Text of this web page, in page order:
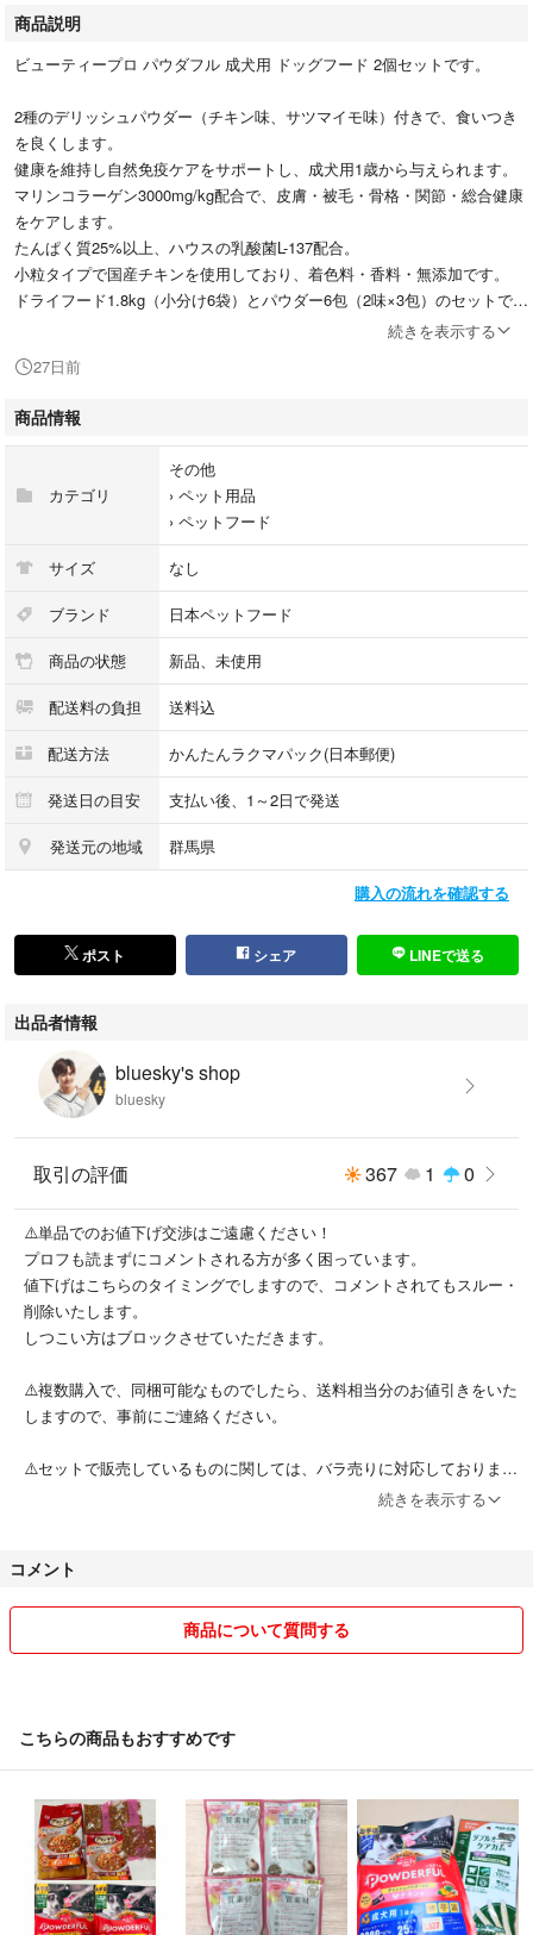
商品説明
ビューティープロ パウダフル 成犬用 ドッグフード 2個セットです。
2種のデリッシュパウダー（チキン味、サツマイモ味）付きで、食いつき
を良くします。
健康を維持し自然免疫ケアをサポートし、成犬用1歳から与えられます。
マリンコラーゲン3000mg/kg配合で、皮膚・被毛・骨格・関節・総合健康
をケアします。
たんぱく質25%以上、ハウスの乳酸菌L-137配合。
小粒タイプで国産チキンを使用しており、着色料・香料・無添加です。
ドライフード1.8kg（小分け6袋）とパウダー6包（2味×3包）のセットで
画像は1個ですが、2個(2袋)セットでの出品です。
【ブランド】ビューティープロ
【内容量】ドライフード1.8kg（小分け6袋）、パウダー6包（チキン味3
包、サツマイモ味3包）× 2袋
【対象年齢】成犬用1歳から
【フレーバー】チキン味、サツマイモ味
【その他】獣医師監修、天然素材入り、無添加
【賞味期限】 2027年4月
よろしくお願いいたします。
#POWDERFUL
ビューティープロ パウダフル 低脂肪 チキン味サツマイモ味パウダー付
ブランド：ー
続きを表示する
27日前
商品情報
カテゴリ
その他
› ペット用品
› ペットフード
サイズ なし
ブランド 日本ペットフード
商品の状態 新品、未使用
配送料の負担 送料込
配送方法 かんたんラクマパック(日本郵便)
発送日の目安 支払い後、1～2日で発送
発送元の地域 群馬県
購入の流れを確認する
ポスト シェア LINEで送る
出品者情報
bluesky's shop
bluesky
取引の評価 367 1 0
⚠️単品でのお値下げ交渉はご遠慮ください！
プロフも読まずにコメントされる方が多く困っています。
値下げはこちらのタイミングでしますので、コメントされてもスルー・
削除いたします。
しつこい方はブロックさせていただきます。
⚠️複数購入で、同梱可能なものでしたら、送料相当分のお値引きをいた
しますので、事前にご連絡ください。
⚠️セットで販売しているものに関しては、バラ売りに対応しておりませ
ともあります。
⚠️購入申請後のキャンセルも非常に迷惑ですので、ブロックさせていた
⚠️スムーズなお取引のために、コンビニ/ATM 支払いの方は、お支払い
予定日をお知らせください。
⚠️受け取り連絡が遅れる場合は、事前にご連絡お願いいたします。
続きを表示する
コメント
商品について質問する
こちらの商品もおすすめです